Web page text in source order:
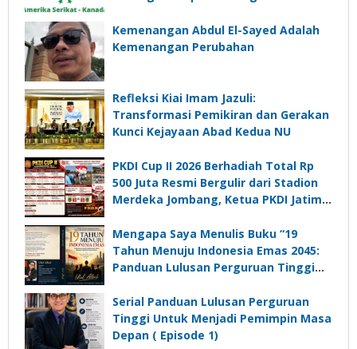
Kemenangan Abdul El-Sayed Adalah
Kemenangan Perubahan
Refleksi Kiai Imam Jazuli:
Transformasi Pemikiran dan Gerakan
Kunci Kejayaan Abad Kedua NU
PKDI Cup II 2026 Berhadiah Total Rp
500 Juta Resmi Bergulir dari Stadion
Merdeka Jombang, Ketua PKDI Jatim:
Komunikasi Kades untuk Memajukan
Desa
Mengapa Saya Menulis Buku “19
Tahun Menuju Indonesia Emas 2045:
Panduan Lulusan Perguruan Tinggi
Depan”?
Serial Panduan Lulusan Perguruan
Tinggi Untuk Menjadi Pemimpin Masa
Depan ( Episode 1)